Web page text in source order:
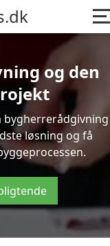
og den
bygherrerådgivning
løsning og få